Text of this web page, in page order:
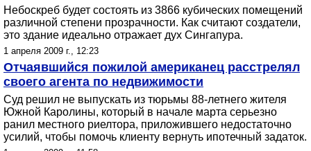
Небоскреб будет состоять из 3866 кубических помещений
различной степени прозрачности. Как считают создатели,
это здание идеально отражает дух Сингапура.
1 апреля 2009 г., 12:23
Отчаявшийся пожилой американец расстрелял
своего агента по недвижимости
Суд решил не выпускать из тюрьмы 88-летнего жителя
Южной Каролины, который в начале марта серьезно
ранил местного риелтора, приложившего недостаточно
усилий, чтобы помочь клиенту вернуть ипотечный задаток.